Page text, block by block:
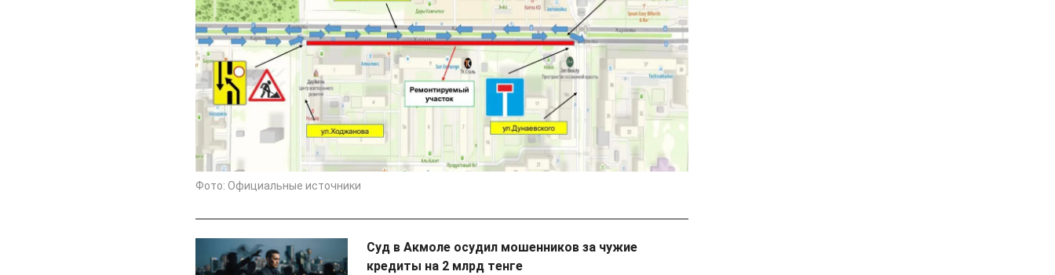
Фото: Официальные источники
Суд в Акмоле осудил мошенников за чужие
кредиты на 2 млрд тенге